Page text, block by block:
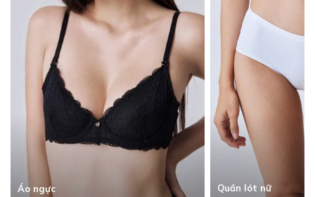
Áo ngực Quần lót nữ